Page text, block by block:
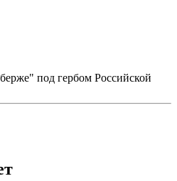
под гербом Российской